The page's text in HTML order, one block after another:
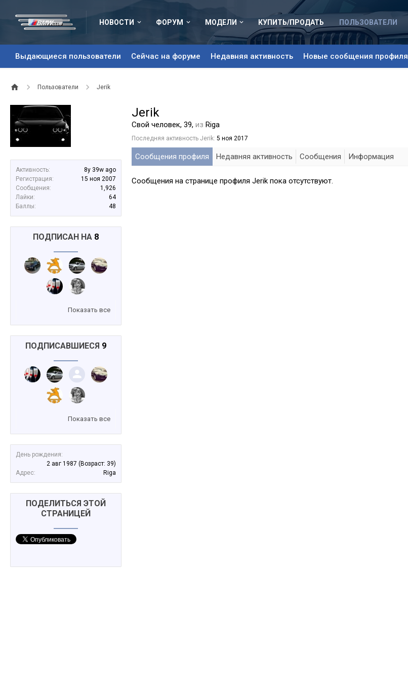
НОВОСТИ ФОРУМ МОДЕЛИ КУПИТЬ/ПРОДАТЬ ПОЛЬЗОВАТЕЛИ
Выдающиеся пользователи Сейчас на форуме Недавняя активность Новые сообщения профиля
Пользователи Jerik
Активность:
8y 39w ago
Регистрация:
15 ноя 2007
Сообщения:
1,926
Лайки:
64
Баллы:
48
ПОДПИСАН НА 8
Показать все
ПОДПИСАВШИЕСЯ 9
Показать все
День рождения:
2 авг 1987 (Возраст: 39)
Адрес:
Riga
ПОДЕЛИТЬСЯ ЭТОЙ
СТРАНИЦЕЙ
Jerik
Свой человек, 39, из Riga
Последняя активность Jerik: 5 ноя 2017
Сообщения профиля Недавняя активность Сообщения Информация
Сообщения на странице профиля Jerik пока отсутствуют.